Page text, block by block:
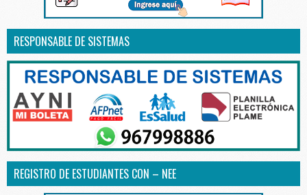
RESPONSABLE DE SISTEMAS
REGISTRO DE ESTUDIANTES CON – NEE